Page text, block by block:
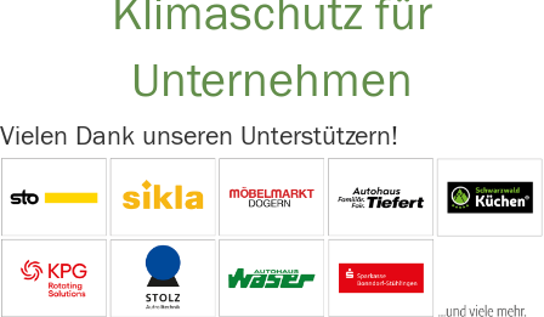
Klimaschutz für
Unternehmen
Vielen Dank unseren Unterstützern!